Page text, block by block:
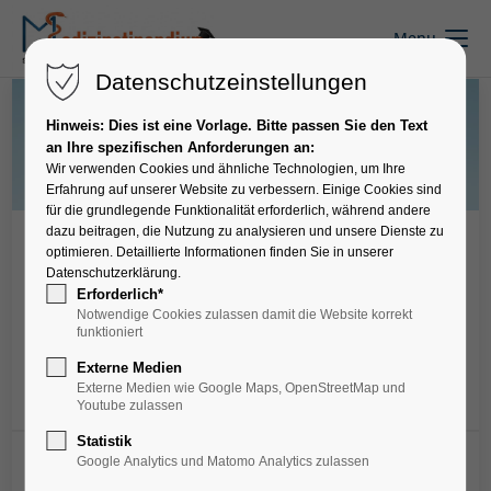
Menu
Krankenhäuser
GLG – Gesellschaft für
Leben und Gesundheit mbH
– Pflegepraktikum
Merken
Datenschutzeinstellungen
Hinweis: Dies ist eine Vorlage. Bitte passen Sie den Text
an Ihre spezifischen Anforderungen an:
Wir verwenden Cookies und ähnliche Technologien, um Ihre
Erfahrung auf unserer Website zu verbessern. Einige Cookies sind
für die grundlegende Funktionalität erforderlich, während andere
dazu beitragen, die Nutzung zu analysieren und unsere Dienste zu
optimieren. Detaillierte Informationen finden Sie in unserer
Datenschutzerklärung.
Erforderlich*
Notwendige Cookies zulassen damit die Website korrekt
funktioniert
Externe Medien
Externe Medien wie Google Maps, OpenStreetMap und
Youtube zulassen
Statistik
Google Analytics und Matomo Analytics zulassen